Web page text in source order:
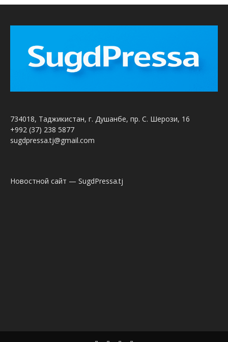
734018, Таджикистан, г. Душанбе, пр. С. Шерози, 16
+992 (37) 238 5877
sugdpressa.tj@gmail.com
Новостной сайт — SugdPressa.tj